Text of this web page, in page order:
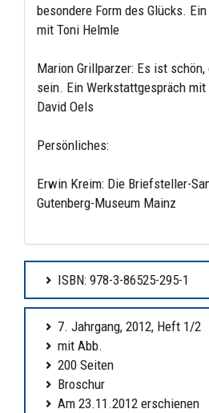
besondere Form des Glücks.
mit Toni Helmle
Marion Grillparzer: Es ist
sein. Ein Werkstattgespräch mit
David Oels
Persönliches:
Erwin Kreim: Die Briefsteller-
Gutenberg-Museum Mainz
ISBN: 978-3-86525-295-1
7. Jahrgang, 2012, Heft 1/2
mit Abb.
200 Seiten
Broschur
Am 23.11.2012 erschienen